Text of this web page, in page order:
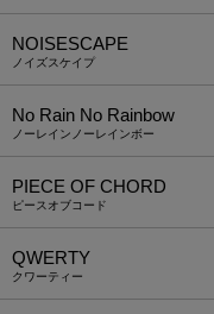
NOISESCAPE
ノイズスケイプ
No Rain No Rainbow
ノーレインノーレインボー
PIECE OF CHORD
ピースオブコード
QWERTY
クワーティー